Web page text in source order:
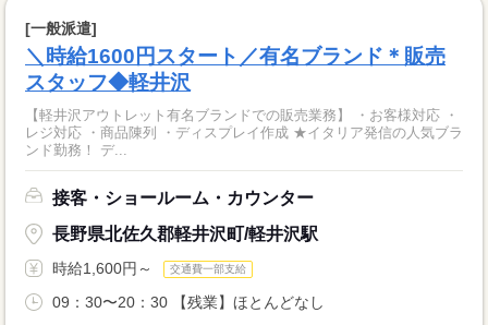
[一般派遣]
＼時給1600円スタート／有名ブランド＊販売
スタッフ◆軽井沢
【軽井沢アウトレット有名ブランドでの販売業務】 ・お客様対応 ・
レジ対応 ・商品陳列 ・ディスプレイ作成 ★イタリア発信の人気ブラ
ンド勤務！ デ...
接客・ショールーム・カウンター
長野県北佐久郡軽井沢町/軽井沢駅
時給1,600円～ 交通費一部支給
09：30〜20：30 【残業】ほとんどなし